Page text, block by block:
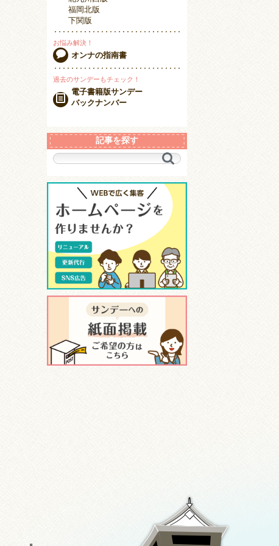
福岡北版
下関版
お悩み解決！
オンナの指南書
過去のサンデーもチェック！
電子書籍版サンデー
バックナンバー
記事を探す
キ
で
探
す